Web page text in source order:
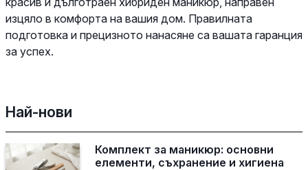
изцяло в комфорта на вашия дом. Правилната
подготовка и прецизното нанасяне са вашата гаранция
за успех.
Най-нови
Комплект за маникюр: основни
елементи, съхранение и хигиена